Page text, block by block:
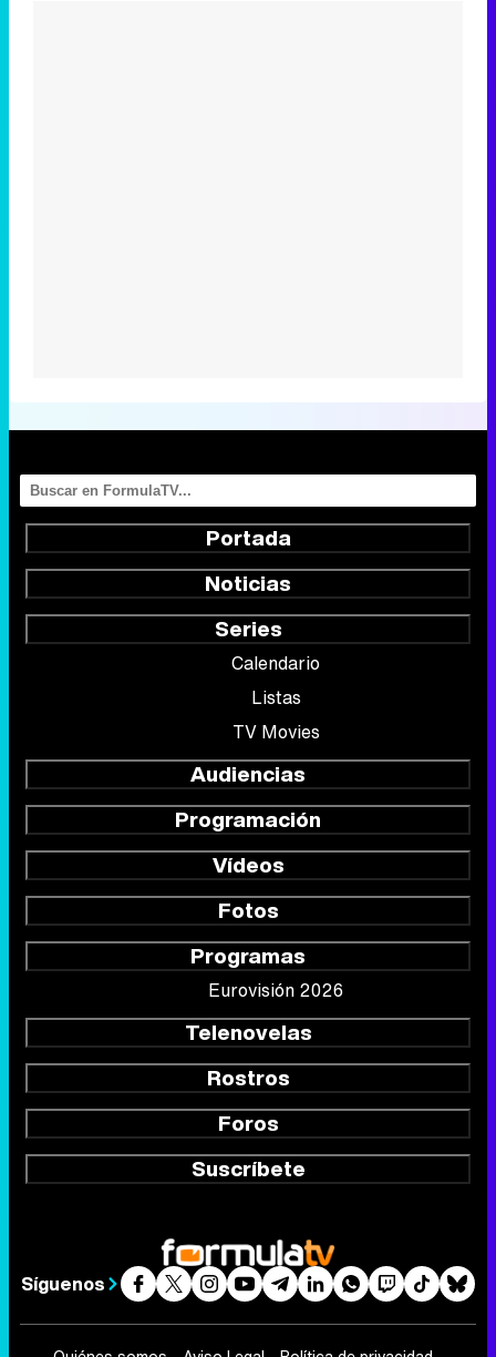
Portada
Noticias
Series
Calendario
Listas
TV Movies
Audiencias
Programación
Vídeos
Fotos
Programas
Eurovisión 2026
Telenovelas
Rostros
Foros
Suscríbete
Síguenos